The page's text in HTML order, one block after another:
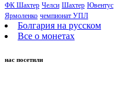
ФК Шахтер Челси Шахтер Ювентус
Ярмоленко чемпионат УПЛ
Болгария на русском
Все о монетах
нас посетили